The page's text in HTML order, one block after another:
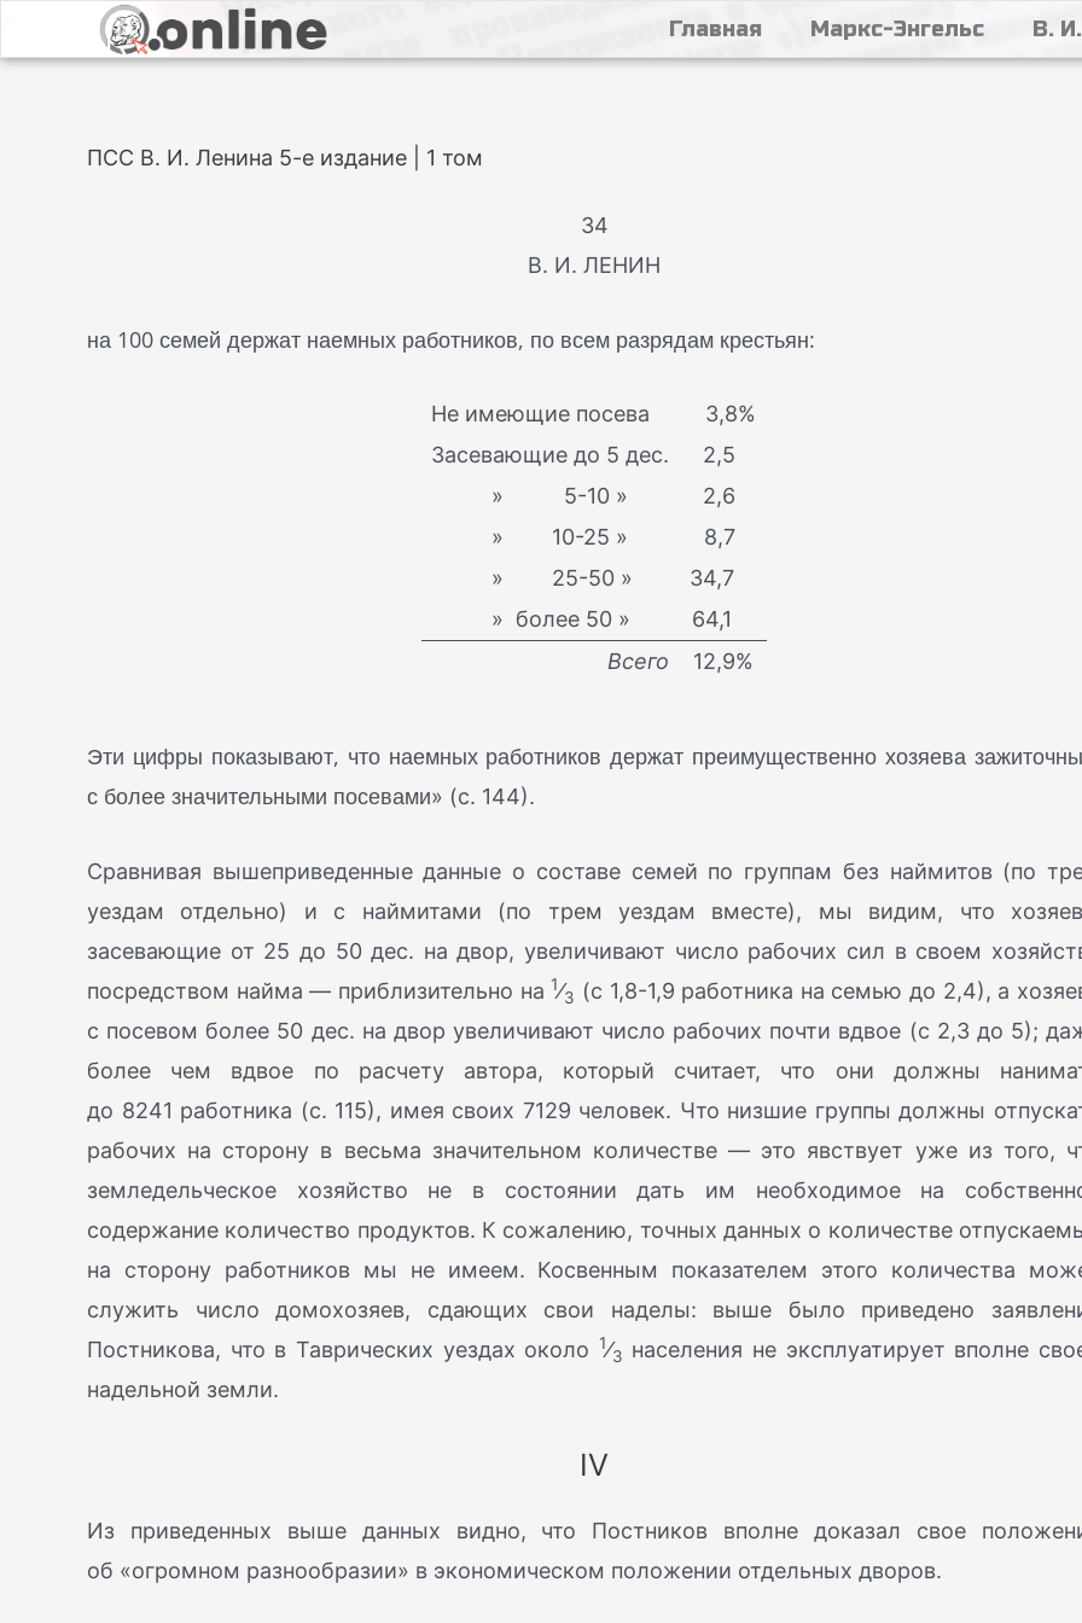
Главная Маркс-Энгельс В.
ПСС В. И. Ленина 5-е издание | 1 том
34
В. И. ЛЕНИН
на 100 семей держат наемных работников, по всем разрядам крестьян:
Не имеющие посева
3,8%
Засевающие до 5 дес.
2,5
» 5-10 »
2,6
» 10-25 »
8,7
» 25-50 »
34,7
» более 50 »
64,1
Всего
12,9%
Эти цифры показывают, что наемных работников держат преимущественно хозяева
с более значительными посевами» (с. 144).
Сравнивая вышеприведенные данные о составе семей по группам без наймитов (по
уездам отдельно) и с наймитами (по трем уездам вместе), мы видим, что
засевающие от 25 до 50 дес. на двор, увеличивают число рабочих сил в своем
посредством найма — приблизительно на 1⁄3 (с 1,8-1,9 работника на семью до 2,4), а
с посевом более 50 дес. на двор увеличивают число рабочих почти вдвое (с 2,3 до 5);
более чем вдвое по расчету автора, который считает, что они должны
до 8241 работника (с. 115), имея своих 7129 человек. Что низшие группы должны
рабочих на сторону в весьма значительном количестве — это явствует уже из того,
земледельческое хозяйство не в состоянии дать им необходимое на
содержание количество продуктов. К сожалению, точных данных о количестве
на сторону работников мы не имеем. Косвенным показателем этого количества
служить число домохозяев, сдающих свои наделы: выше было приведено
Постникова, что в Таврических уездах около 1⁄3 населения не эксплуатирует вполне
надельной земли.
IV
Из приведенных выше данных видно, что Постников вполне доказал свое
об «огромном разнообразии» в экономическом положении отдельных дворов.